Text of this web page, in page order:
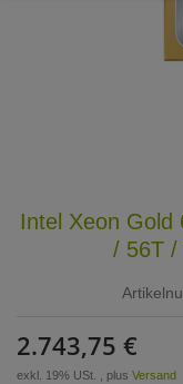
Intel Xeon Gold
/ 56T /
2.743,75 €
exkl. 19% USt. , plus Versand